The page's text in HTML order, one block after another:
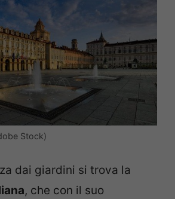
Stock)
dai giardini si trova la
, che con il suo